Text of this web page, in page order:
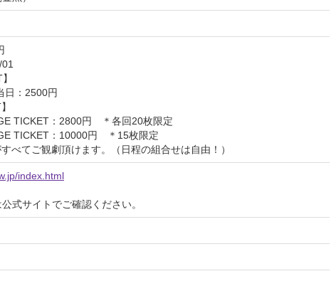
：2500円
TICKET：2800円 ＊各回20枚限定
TICKET：10000円 ＊15枚限定
べてご観劇頂けます。（日程の組合せは自由！）
index.html
式サイトでご確認ください。